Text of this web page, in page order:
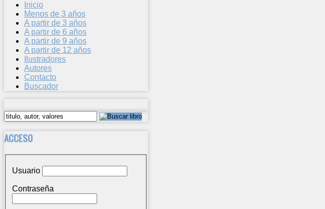
Inicio
Menos de 3 años
A partir de 3 años
A partir de 6 años
A partir de 9 años
A partir de 12 años
Ilustradores
Autores
Contacto
Buscador
ACCESO
Usuario
Contraseña